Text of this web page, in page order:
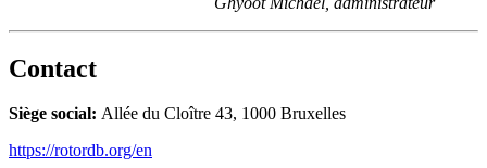
Contact
Siège social: Allée du Cloître 43, 1000 Bruxelles
https://rotordb.org/en